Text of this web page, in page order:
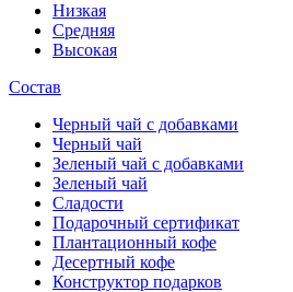
Низкая
Средняя
Высокая
Состав
Черный чай с добавками
Черный чай
Зеленый чай с добавками
Зеленый чай
Сладости
Подарочный сертификат
Плантационный кофе
Десертный кофе
Конструктор подарков